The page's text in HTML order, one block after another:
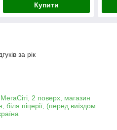
Купити
за рік
2 поверх, магазин
біля піцерії, (перед виїздом